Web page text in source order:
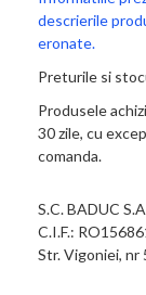
descrierile
eronate.
Preturile si
Produsele
30 zile, cu
comanda.
S.C. BADUC
C.I.F.:
Str. Vigoniei, nr